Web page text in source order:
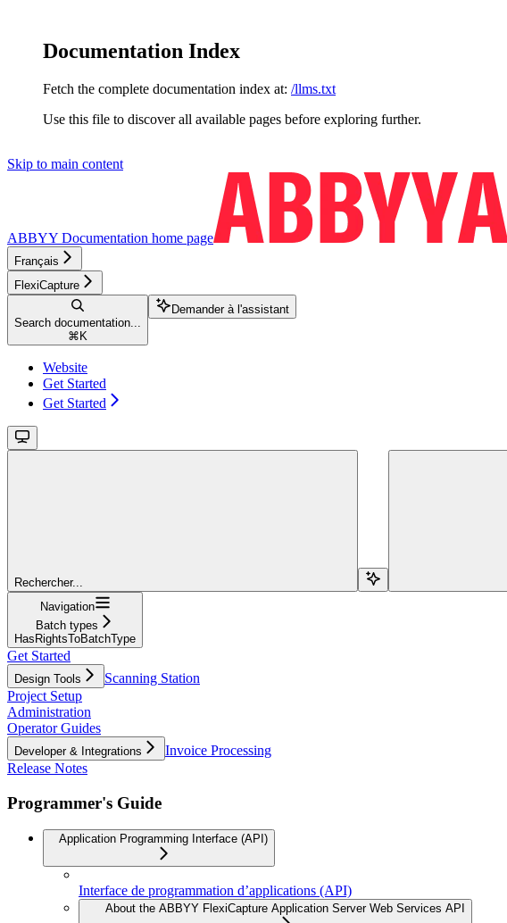
Documentation Index
Fetch the complete documentation index at: /llms.txt
Use this file to discover all available pages before exploring further.
Skip to main content
ABBYY Documentation home page
Français
FlexiCapture
Search documentation...
⌘ K
Demander à l'assistant
Website
Get Started
Get Started
Rechercher...
Navigation
Batch types
HasRightsToBatchType
Get Started
Design Tools
Scanning Station
Project Setup
Administration
Operator Guides
Developer & Integrations
Invoice Processing
Release Notes
Programmer's Guide
Application Programming Interface (API)
Interface de programmation d’applications (API)
About the ABBYY FlexiCapture Application Server Web Services API